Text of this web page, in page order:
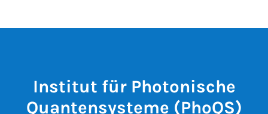
Institut für Photonische
Quantensysteme (PhoQS)